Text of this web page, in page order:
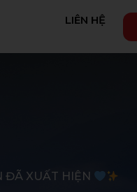
LIÊN HỆ
ĐÃ XUẤT HIỆN